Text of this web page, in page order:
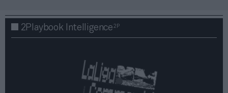
2Playbook Intelligence2P